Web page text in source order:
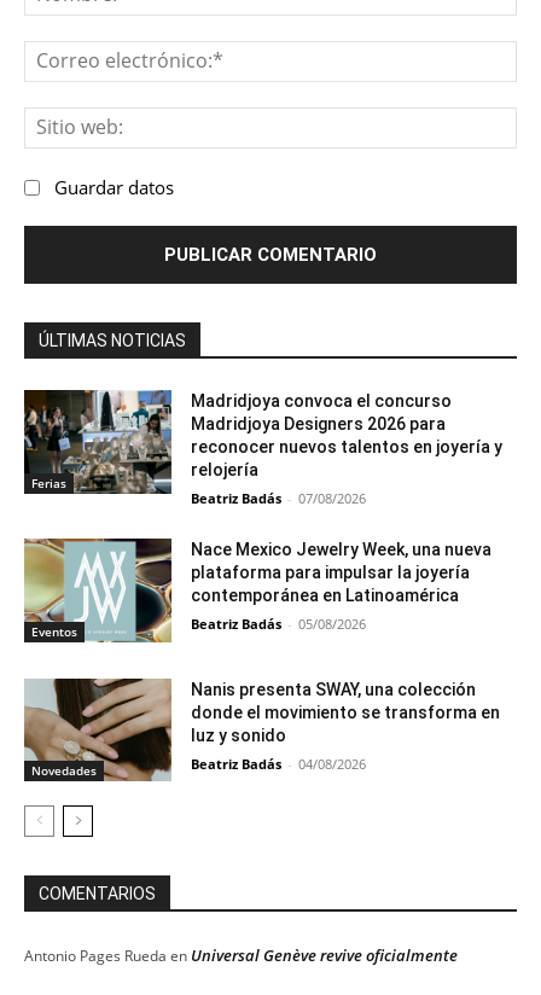
Guardar datos
ÚLTIMAS NOTICIAS
Ferias
Madridjoya convoca el concurso
Madridjoya Designers 2026 para
reconocer nuevos talentos en joyería y
relojería
Beatriz Badás - 07/08/2026
Eventos
Nace Mexico Jewelry Week, una nueva
plataforma para impulsar la joyería
contemporánea en Latinoamérica
Beatriz Badás - 05/08/2026
Novedades
Nanis presenta SWAY, una colección
donde el movimiento se transforma en
luz y sonido
Beatriz Badás - 04/08/2026
COMENTARIOS
Antonio Pages Rueda en Universal Genève revive oficialmente